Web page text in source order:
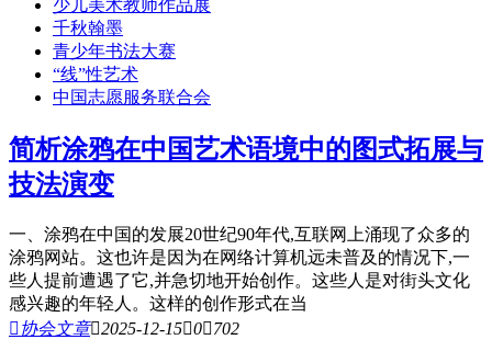
少儿美术教师作品展
千秋翰墨
青少年书法大赛
“线”性艺术
中国志愿服务联合会
简析涂鸦在中国艺术语境中的图式拓展与
技法演变
一、涂鸦在中国的发展20世纪90年代,互联网上涌现了众多的
涂鸦网站。这也许是因为在网络计算机远未普及的情况下,一
些人提前遭遇了它,并急切地开始创作。这些人是对街头文化
感兴趣的年轻人。这样的创作形式在当
 协会文章2025-12-150702